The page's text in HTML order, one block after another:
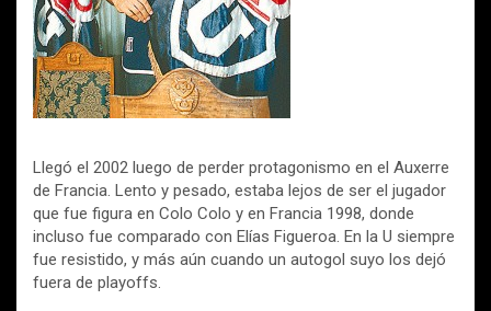
Llegó el 2002 luego de perder protagonismo en el Auxerre
de Francia. Lento y pesado, estaba lejos de ser el jugador
que fue figura en Colo Colo y en Francia 1998, donde
incluso fue comparado con Elías Figueroa. En la U siempre
fue resistido, y más aún cuando un autogol suyo los dejó
fuera de playoffs.